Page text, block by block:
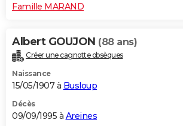
Famille MARAND
Albert GOUJON (88 ans)
Créer une cagnotte obsèques
Naissance
15/05/1907 à Busloup
Décès
09/09/1995 à Areines